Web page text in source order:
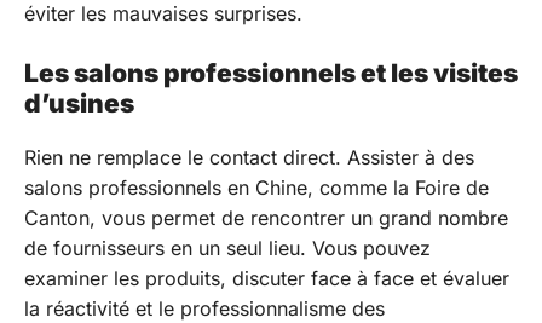
éviter les mauvaises surprises.
Les salons professionnels et les visites
d’usines
Rien ne remplace le contact direct. Assister à des
salons professionnels en Chine, comme la Foire de
Canton, vous permet de rencontrer un grand nombre
de fournisseurs en un seul lieu. Vous pouvez
examiner les produits, discuter face à face et évaluer
la réactivité et le professionnalisme des